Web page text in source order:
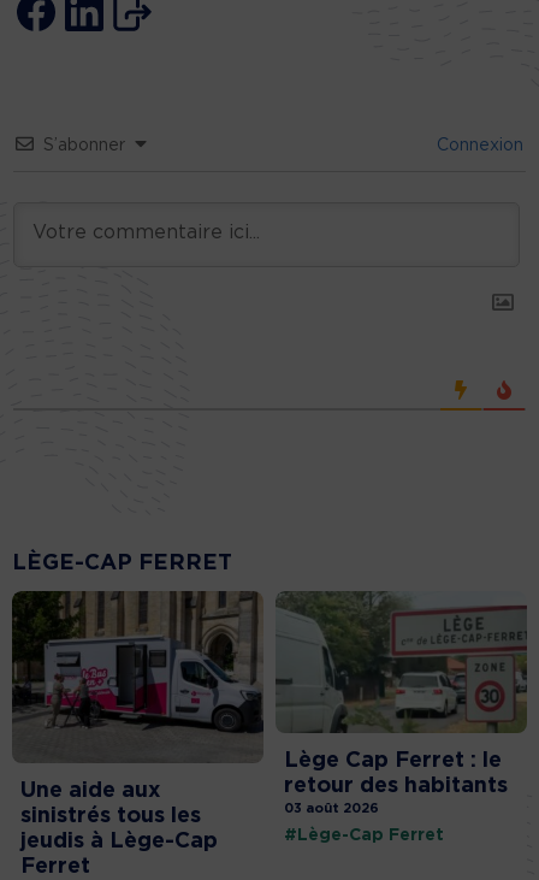
S’abonner Connexion
LÈGE-CAP FERRET
Une aide aux
sinistrés tous les
jeudis à Lège-Cap
Ferret
Lège Cap Ferret : le
retour des habitants
03 août 2026
#Lège-Cap Ferret